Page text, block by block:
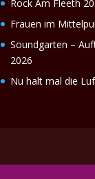
Rock Am Fleeth
Frauen im
Soundgarten –
2026
Nu halt mal die